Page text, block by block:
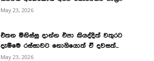
May 23, 2026
එතන මිනිස්සු දාන්න එපා කියද්දිත් වතුරට
දැම්මෙ රස්සාවට නොගියොත් ඒ දවසත්...
May 23, 2026